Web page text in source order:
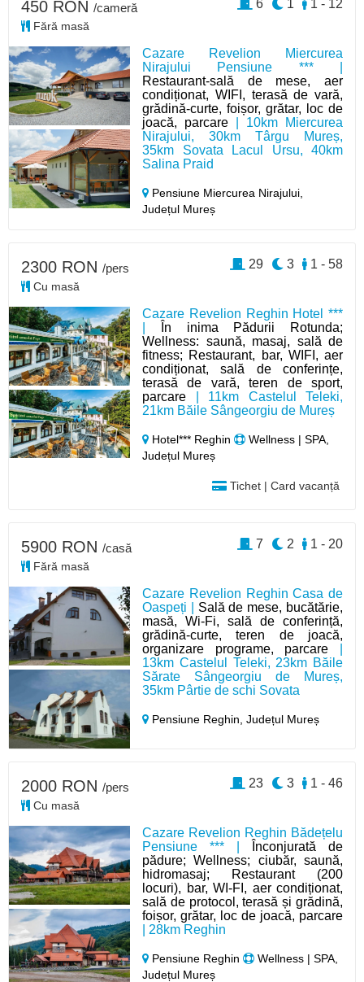
Cazare Revelion Miercurea
Nirajului Pensiune *** |
Restaurant-sală de mese, aer
condiționat, WIFI, terasă de vară,
grădină-curte, foișor, grătar, loc de
joacă, parcare | 10km Miercurea
Nirajului, 30km Târgu Mureș,
35km Sovata Lacul Ursu, 40km
Salina Praid
Pensiune Miercurea Nirajului,
Județul Mureș
450 RON /cameră
Fără masă
1 - 12
1
6
Cazare Revelion Reghin Hotel ***
În inima Pădurii Rotunda;
Wellness: saună, masaj, sală de
fitness; Restaurant, bar, WIFI, aer
condiționat, sală de conferințe,
terasă de vară, teren de sport,
parcare | 11km Castelul Teleki,
21km Băile Sângeorgiu de Mureș
Hotel*** Reghin
Wellness | SPA,
Județul Mureș
Tichet | Card vacanță
2300 RON /pers
Cu masă
1 - 58
3
29
Cazare Revelion Reghin Casa de
Oaspeți | Sală de mese, bucătărie,
masă, Wi-Fi, sală de conferință,
grădină-curte, teren de joacă,
organizare programe, parcare
13km Castelul Teleki, 23km Băile
Sărate Sângeorgiu de Mureș,
35km Pârtie de schi Sovata
Pensiune Reghin,Județul Mureș
5900 RON /casă
Fără masă
1 - 20
2
7
Cazare Revelion Reghin Bădețelu
Pensiune *** |
Înconjurată de
pădure; Wellness; ciubăr, saună,
hidromasaj; Restaurant (200
locuri), bar, WI-FI, aer condiționat,
sală de protocol, terasă și grădină,
foișor, grătar, loc de joacă, parcare
| 28km Reghin
Pensiune Reghin
Wellness | SPA,
Județul Mureș
2000 RON /pers
Cu masă
1 - 46
3
23